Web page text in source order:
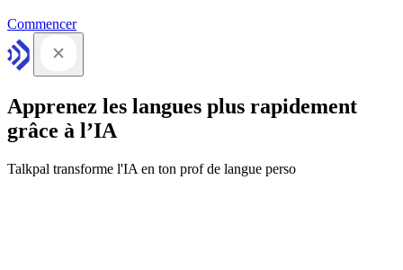
Commencer
Apprenez les langues plus rapidement
grâce à l’IA
Talkpal transforme l'IA en ton prof de langue perso